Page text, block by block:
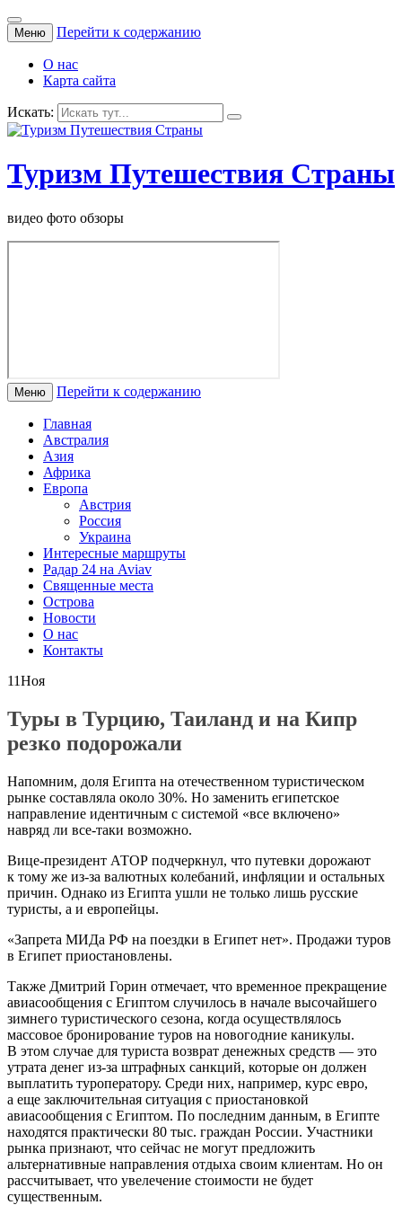
Меню Перейти к содержанию
О нас
Карта сайта
Искать:
Туризм Путешествия Страны
видео фото обзоры
Меню Перейти к содержанию
Главная
Австралия
Азия
Африка
Европа
Австрия
Россия
Украина
Интересные маршруты
Радар 24 на Aviav
Священные места
Острова
Новости
О нас
Контакты
11Ноя
Туры в Турцию, Таиланд и на Кипр
резко подорожали
Напомним, доля Египта на отечественном туристическом
рынке составляла около 30%. Но заменить египетское
направление идентичным с системой «все включено»
навряд ли все-таки возможно.
Вице-президент АТОР подчеркнул, что путевки дорожают
к тому же из-за валютных колебаний, инфляции и остальных
причин. Однако из Египта ушли не только лишь русские
туристы, а и европейцы.
«Запрета МИДа РФ на поездки в Египет нет». Продажи туров
в Египет приостановлены.
Также Дмитрий Горин отмечает, что временное прекращение
авиасообщения с Египтом случилось в начале высочайшего
зимнего туристического сезона, когда осуществлялось
массовое бронирование туров на новогодние каникулы.
В этом случае для туриста возврат денежных средств — это
утрата денег из-за штрафных санкций, которые он должен
выплатить туроператору. Среди них, например, курс евро,
а еще заключительная ситуация с приостановкой
авиасообщения с Египтом. По последним данным, в Египте
находятся практически 80 тыс. граждан России. Участники
рынка признают, что сейчас не могут предложить
альтернативные направления отдыха своим клиентам. Но он
рассчитывает, что увелечение стоимости не будет
существенным.